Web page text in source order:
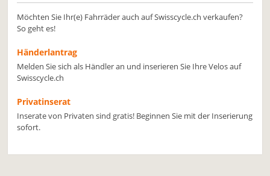
Möchten Sie Ihr(e) Fahrräder auch auf Swisscycle.ch verkaufen?
So geht es!
Händerlantrag
Melden Sie sich als Händler an und inserieren Sie Ihre Velos auf
Swisscycle.ch
Privatinserat
Inserate von Privaten sind gratis! Beginnen Sie mit der Inserierung
sofort.